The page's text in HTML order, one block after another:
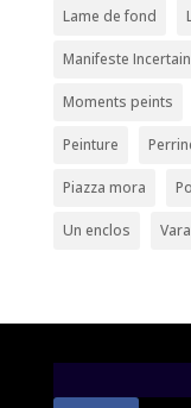
Lame de fond
Manifeste Incertain
Moments peints
Peinture
Piazza mora
Un enclos